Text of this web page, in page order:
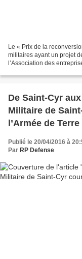
Le « Prix de la
militaires ayant un projet
l’Association des
De Saint-Cyr aux Invalides
Militaire de
l’Armée de Terre
Publié le 20/04/2016 à
Par RP Defense